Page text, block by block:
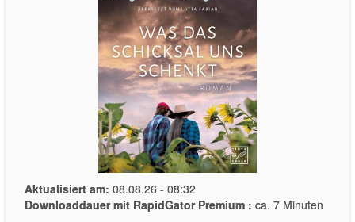
Aktualisiert am: 08.08.26 - 08:32
Downloaddauer mit RapidGator Premium : ca. 7 Minuten